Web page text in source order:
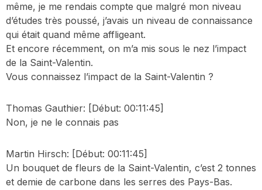
même, je me rendais compte que malgré mon niveau
d’études très poussé, j’avais un niveau de connaissance
qui était quand même affligeant.
Et encore récemment, on m’a mis sous le nez l’impact
de la Saint-Valentin.
Vous connaissez l’impact de la Saint-Valentin ?
Thomas Gauthier: [Début: 00:11:45]
Non, je ne le connais pas
Martin Hirsch: [Début: 00:11:45]
Un bouquet de fleurs de la Saint-Valentin, c’est 2 tonnes
et demie de carbone dans les serres des Pays-Bas.